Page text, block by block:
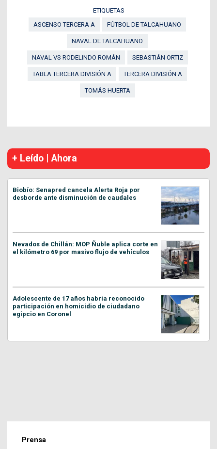
ETIQUETAS
ASCENSO TERCERA A
FÚTBOL DE TALCAHUANO
NAVAL DE TALCAHUANO
NAVAL VS RODELINDO ROMÁN SEBASTIÁN ORTIZ
TABLA TERCERA DIVISIÓN A TERCERA DIVISIÓN A
TOMÁS HUERTA
+ Leído | Ahora
Biobío: Senapred cancela Alerta Roja por
desborde ante disminución de caudales
Nevados de Chillán: MOP Ñuble aplica corte en
el kilómetro 69 por masivo flujo de vehículos
Adolescente de 17 años habría reconocido
participación en homicidio de ciudadano
egipcio en Coronel
Prensa